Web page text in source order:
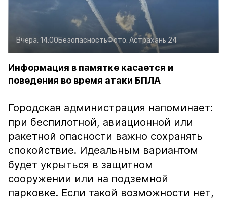
Вчера, 14:00БезопасностьФото: Астрахань 24
Информация в памятке касается и
поведения во время атаки БПЛА
Городская администрация напоминает:
при беспилотной, авиационной или
ракетной опасности важно сохранять
спокойствие. Идеальным вариантом
будет укрыться в защитном
сооружении или на подземной
парковке. Если такой возможности нет,